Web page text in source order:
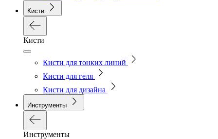
Кисти
Кисти
Кисти для тонких линий
Кисти для геля
Кисти для дизайна
Инструменты
Инструменты